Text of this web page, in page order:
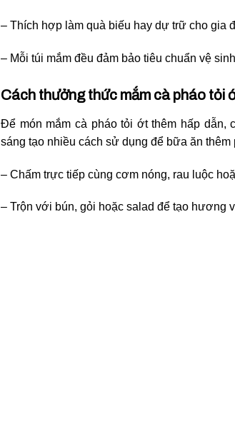
– Thích hợp làm quà biếu hay dự trữ cho gia
– Mỗi túi mắm đều đảm bảo tiêu chuẩn vệ
Cách thưởng thức mắm cà pháo tỏi
Để món mắm cà pháo tỏi ớt thêm hấp dẫn,
sáng tạo nhiều cách sử dụng để bữa ăn thêm
– Chấm trực tiếp cùng cơm nóng, rau luộc
– Trộn với bún, gỏi hoặc salad để tạo hương